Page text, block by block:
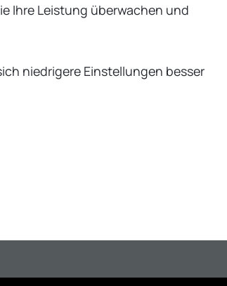
Ihre Leistung überwachen und
niedrigere Einstellungen besser